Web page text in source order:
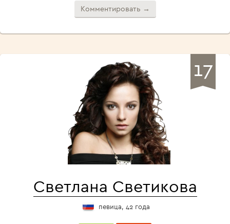
Комментировать →
17
Светлана Светикова
певица, 42 года